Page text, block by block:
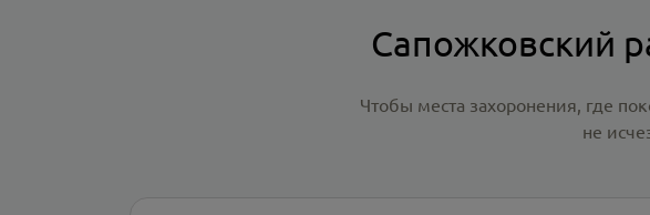
Сапожковский
Чтобы места захоронения, где
не